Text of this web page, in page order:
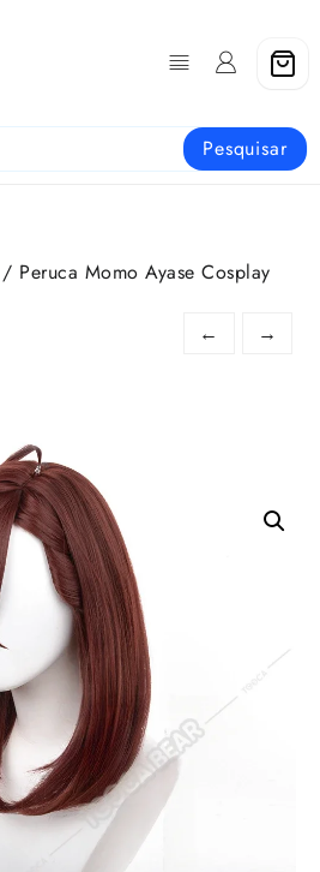
Pesquisar
/ Peruca Momo Ayase Cosplay
←
→